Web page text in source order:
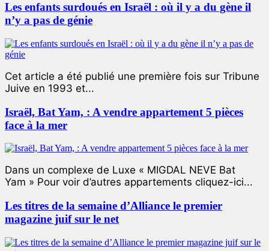
Les enfants surdoués en Israël : où il y a du gène il
n’y a pas de génie
Cet article a été publié une première fois sur Tribune
Juive en 1993 et...
Israël, Bat Yam, : A vendre appartement 5 pièces
face à la mer
Dans un complexe de Luxe « MIGDAL NEVE Bat
Yam » Pour voir d’autres appartements cliquez-ici...
Les titres de la semaine d’Alliance le premier
magazine juif sur le net